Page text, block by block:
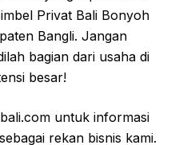
Privat Bali Bonyoh
Bangli. Jangan
bagian dari usaha di
besar!
untuk informasi
rekan bisnis kami.